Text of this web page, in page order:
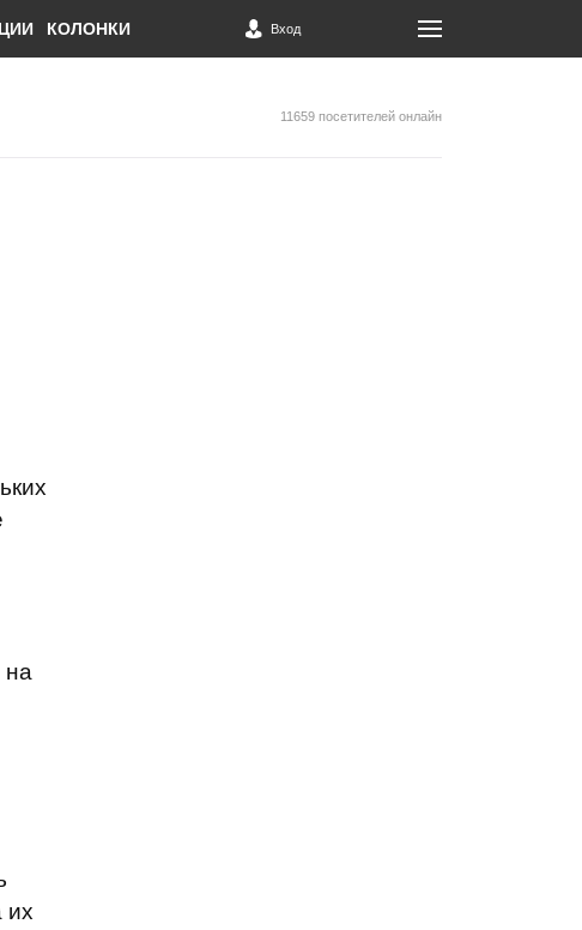
КОЛОНКИ Вход
11659 посетителей онлайн
на
их